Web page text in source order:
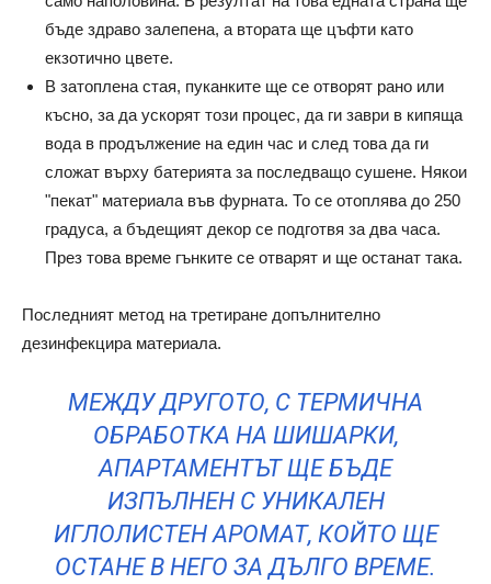
бъде здраво залепена, а втората ще цъфти като
екзотично цвете.
В затоплена стая, пуканките ще се отворят рано или
късно, за да ускорят този процес, да ги заври в кипяща
вода в продължение на един час и след това да ги
сложат върху батерията за последващо сушене. Някои
"пекат" материала във фурната. То се отоплява до 250
градуса, а бъдещият декор се подготвя за два часа.
През това време гънките се отварят и ще останат така.
Последният метод на третиране допълнително
дезинфекцира материала.
МЕЖДУ ДРУГОТО, С ТЕРМИЧНА
ОБРАБОТКА НА ШИШАРКИ,
АПАРТАМЕНТЪТ ЩЕ БЪДЕ
ИЗПЪЛНЕН С УНИКАЛЕН
ИГЛОЛИСТЕН АРОМАТ, КОЙТО ЩЕ
ОСТАНЕ В НЕГО ЗА ДЪЛГО ВРЕМЕ.